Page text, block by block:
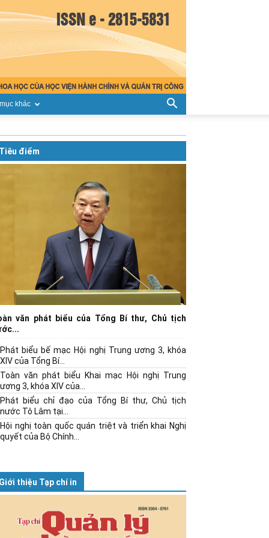
khác
Tiêu điểm
văn phát biểu của Tổng Bí thư, Chủ tịch
Phát biểu bế mạc Hội nghị Trung ương 3, khóa
XIV của Tổng Bí...
Toàn văn phát biểu Khai mạc Hội nghị Trung
ương 3, khóa XIV của...
Phát biểu chỉ đạo của Tổng Bí thư, Chủ tịch
nước Tô Lâm tại...
Hội nghị toàn quốc quán triệt và triển khai Nghị
quyết của Bộ Chính...
Giới thiệu Tạp chí in